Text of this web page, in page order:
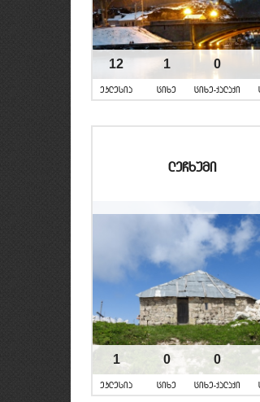
12
eklesia
1
cixe
0
cixe-qalaqi
leCxumi
1
eklesia
0
cixe
0
cixe-qalaqi